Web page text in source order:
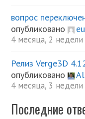
вопрос
опубликовано
4 месяца, 2 недели
Релиз Verge3D
опубликовано
4 месяца, 3 недели
Последние